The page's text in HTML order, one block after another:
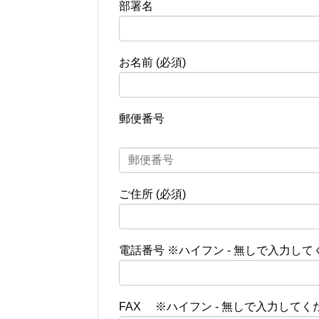
部署名
お名前 (必須)
郵便番号
ご住所 (必須)
電話番号 ※ハイフン - 無しで入力して
FAX ※ハイフン - 無しで入力してく